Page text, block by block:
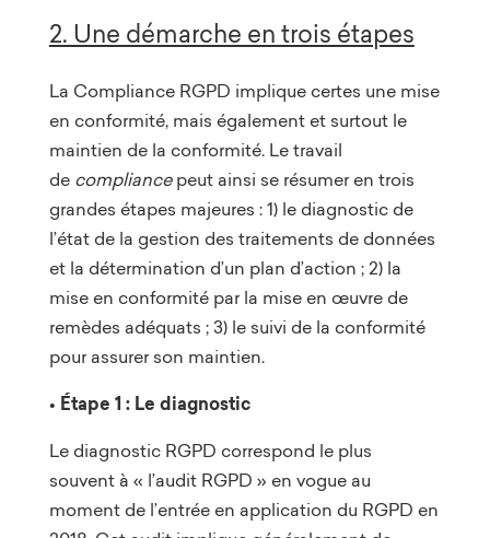
2. Une démarche en trois étapes
La Compliance RGPD implique certes une mise
en conformité, mais également et surtout le
maintien de la conformité. Le travail
de compliancepeut ainsi se résumer en trois
grandes étapes majeures : 1) le diagnostic de
l’état de la gestion des traitements de données
et la détermination d’un plan d’action ; 2) la
mise en conformité par la mise en œuvre de
remèdes adéquats ; 3) le suivi de la conformité
pour assurer son maintien.
• Étape 1 : Le diagnostic
Le diagnostic RGPD correspond le plus
souvent à « l’audit RGPD » en vogue au
moment de l’entrée en application du RGPD en